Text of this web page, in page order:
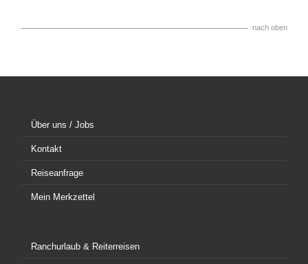
nach oben
Über uns / Jobs
Kontakt
Reiseanfrage
Mein Merkzettel
Ranchurlaub & Reiterreisen